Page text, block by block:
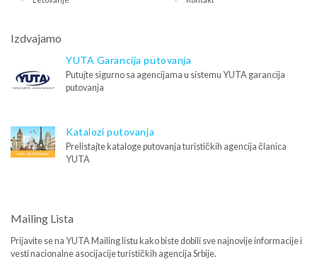
Izdvajamo
YUTA Garancija putovanja
Putujte sigurno sa agencijama u sistemu YUTA garancija
putovanja
Katalozi putovanja
Prelistajte kataloge putovanja turističkih agencija članica
YUTA
Mailing Lista
Prijavite se na YUTA Mailing listu kako biste dobili sve najnovije informacije i
vesti nacionalne asocijacije turističkih agencija Srbije.